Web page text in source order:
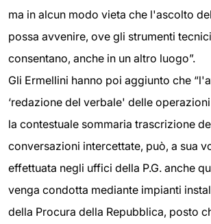
ma in alcun modo vieta che l'ascolto
possa avvenire, ove gli strumenti
consentano, anche in un altro luogo”.
Gli Ermellini hanno poi aggiunto che
‘redazione del verbale' delle
la contestuale sommaria trascrizione
conversazioni intercettate, può, a sua
effettuata negli uffici della P.G. anche
venga condotta mediante impianti
della Procura della Repubblica, posto